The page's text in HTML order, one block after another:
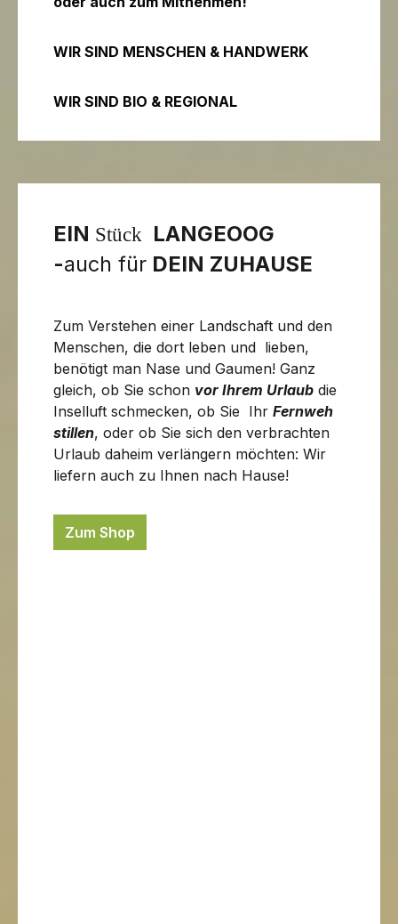
WIR SIND MENSCHEN & HANDWERK
WIR SIND BIO & REGIONAL
EIN Stück LANGEOOG
-auch für DEIN ZUHAUSE
Zum Verstehen einer Landschaft und den
Menschen, die dort leben und lieben,
benötigt man Nase und Gaumen! Ganz
gleich, ob Sie schon vor Ihrem Urlaub die
Inselluft schmecken, ob Sie Ihr Fernweh
stillen, oder ob Sie sich den verbrachten
Urlaub daheim verlängern möchten: Wir
liefern auch zu Ihnen nach Hause!
Zum Shop